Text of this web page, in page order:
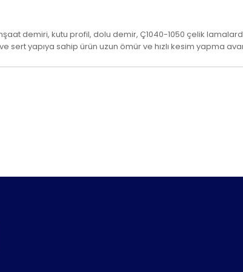
demiri, kutu profil, dolu demir, Ç1040-1050 çelik
sert yapıya sahip ürün uzun ömür ve hızlı kesim yapma